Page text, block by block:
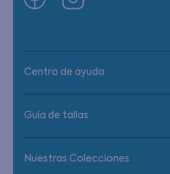
Centro de ayuda
Guía de tallas
Nuestras Colecciones